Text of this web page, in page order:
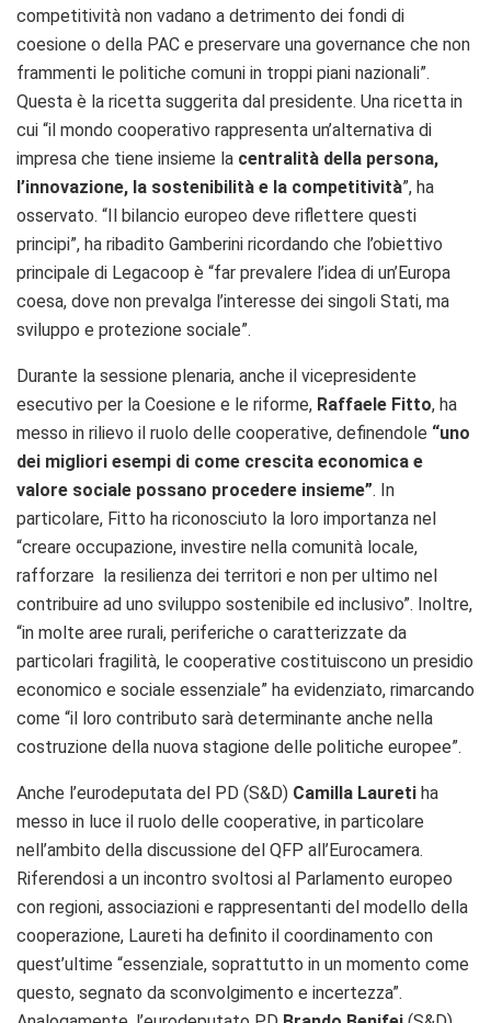
competitività non vadano a detrimento dei fondi di
coesione o della PAC e preservare una governance che non
frammenti le politiche comuni in troppi piani nazionali”.
Questa è la ricetta suggerita dal presidente. Una ricetta in
cui “il mondo cooperativo rappresenta un’alternativa di
impresa che tiene insieme la centralità della persona,
l’innovazione, la sostenibilità e la competitività”, ha
osservato. “Il bilancio europeo deve riflettere questi
principi”, ha ribadito Gamberini ricordando che l’obiettivo
principale di Legacoop è “far prevalere l’idea di un’Europa
coesa, dove non prevalga l’interesse dei singoli Stati, ma
sviluppo e protezione sociale”.
Durante la sessione plenaria, anche il vicepresidente
esecutivo per la Coesione e le riforme, Raffaele Fitto, ha
messo in rilievo il ruolo delle cooperative, definendole “uno
dei migliori esempi di come crescita economica e
valore sociale possano procedere insieme”. In
particolare, Fitto ha riconosciuto la loro importanza nel
“creare occupazione, investire nella comunità locale,
rafforzare la resilienza dei territori e non per ultimo nel
contribuire ad uno sviluppo sostenibile ed inclusivo”. Inoltre,
“in molte aree rurali, periferiche o caratterizzate da
particolari fragilità, le cooperative costituiscono un presidio
economico e sociale essenziale” ha evidenziato, rimarcando
come “il loro contributo sarà determinante anche nella
costruzione della nuova stagione delle politiche europee”.
Anche l’eurodeputata del PD (S&D) Camilla Laureti ha
messo in luce il ruolo delle cooperative, in particolare
nell’ambito della discussione del QFP all’Eurocamera.
Riferendosi a un incontro svoltosi al Parlamento europeo
con regioni, associazioni e rappresentanti del modello della
cooperazione, Laureti ha definito il coordinamento con
quest’ultime “essenziale, soprattutto in un momento come
questo, segnato da sconvolgimento e incertezza”.